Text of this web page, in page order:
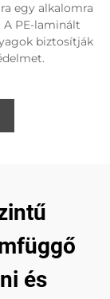
egy alkalomra
A PE-laminált
biztosítják
és